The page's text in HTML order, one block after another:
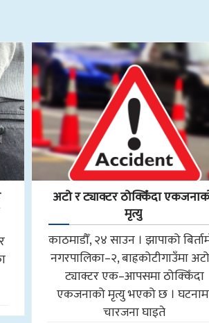
अटो र ट्याक्टर ठोक्किँदा
मृत्यु
काठमाडौँ, २४ साउन । झापाको
नगरपालिका–२, बाह्रकोटीगाउँमा
ट्याक्टर एक–आपसमा ठोक्किँदा
एकजनाको मृत्यु भएको छ ।
चारजना घाइते